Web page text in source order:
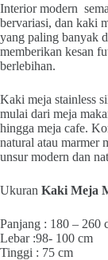
Interior modern
bervariasi, dan kaki
yang paling banyak
memberikan kesan
berlebihan.
Kaki meja stainless
mulai dari meja
hingga meja cafe.
natural atau marmer
unsur modern dan
Ukuran Kaki Meja
Panjang : 180 – 260
Lebar :98- 100 cm
Tinggi : 75 cm